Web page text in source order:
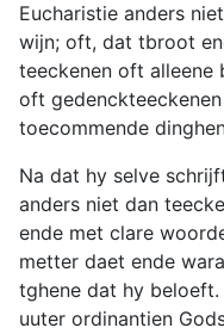
Eucharistie anders
wijn; oft, dat tbroot
teeckenen oft alleene
oft
toecommende
Na dat hy selve
anders niet dan
ende met clare
metter daet ende
tghene dat hy
uuter ordinantien